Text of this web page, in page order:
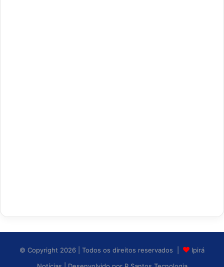
© Copyright 2026 | Todos os direitos reservados |
Ipirá